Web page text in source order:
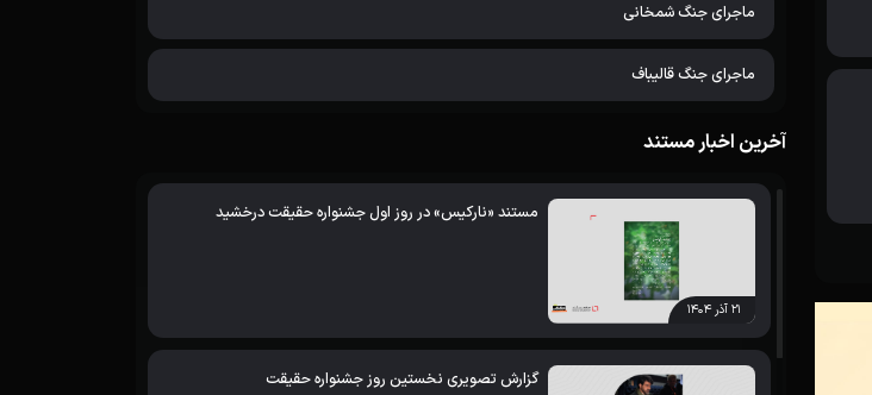
ماجرای جنگ شمخانی
ماجرای جنگ قالیباف
آخرین اخبار مستند
۲۱ آذر ۱۴۰۴
مستند «نارکیس» در روز اول جشنواره حقیقت درخشید
گزارش تصویری نخستین روز جشنواره حقیقت